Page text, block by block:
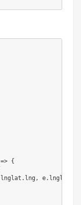
=> {
lnglat . lng , e. lnglat